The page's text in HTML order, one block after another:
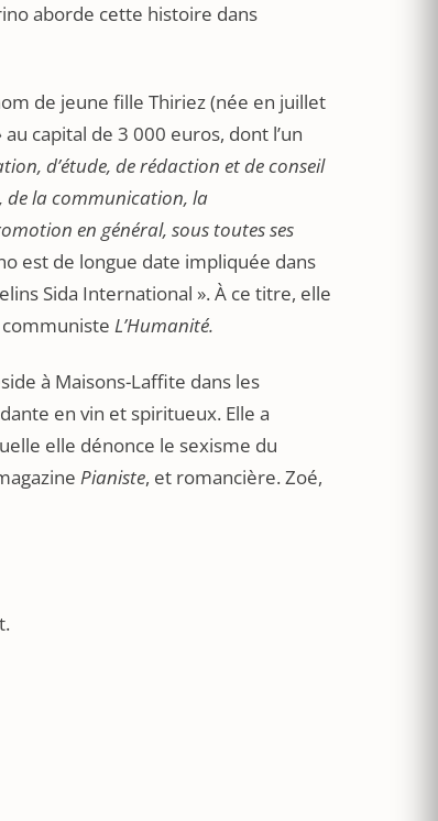
aborde cette histoire dans
de jeune fille Thiriez (née en juillet
au capital de 3 000 euros, dont l’un
d’étude, de rédaction et de conseil
de la communication, la
en général, sous toutes ses
est de longue date impliquée dans
Sida International ». À ce titre, elle
L’Humanité.
à Maisons-Laffite dans les
en vin et spiritueux. Elle a
elle dénonce le sexisme du
Pianiste, et romancière. Zoé,